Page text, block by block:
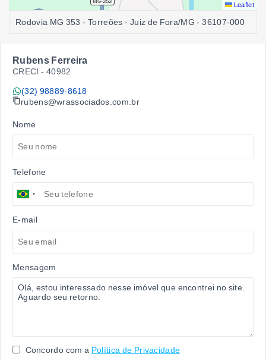
Leaflet
Rodovia MG 353 - Torreões - Juiz de Fora/MG - 36107-000
Rubens Ferreira
CRECI - 40982
(32) 98889-8618
rubens@wrassociados.com.br
Nome
Telefone
E-mail
Mensagem
Concordo com a Política de Privacidade